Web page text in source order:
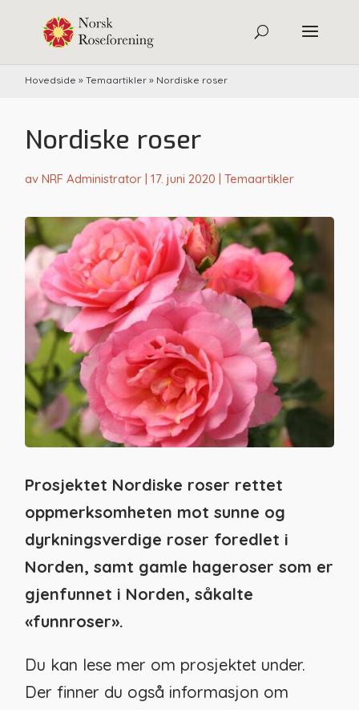
Hovedside »Temaartikler » Nordiske roser
Nordiske roser
avNRF Administrator |17. juni 2020 |Temaartikler
Prosjektet Nordiske roser rettet
oppmerksomheten mot sunne og
dyrkningsverdige roser foredlet i
Norden, samt gamle hageroser som er
gjenfunnet i Norden, såkalte
«funnroser».
Du kan lese mer om prosjektet under.
Der finner du også informasjon om